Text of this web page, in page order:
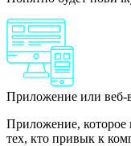
Приложение или веб-
Приложение, которое
тех, кто привык к